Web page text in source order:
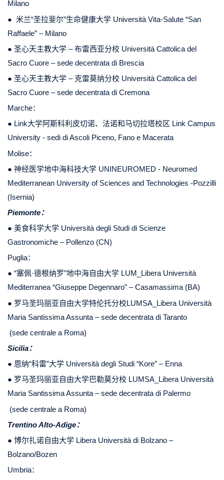
Milano
● 米兰“圣拉斐尔”生命健康大学 Università Vita-Salute “San
Raffaele” – Milano
● 圣心天主教大学 – 布雷西亚分校 Università Cattolica del
Sacro Cuore – sede decentrata di Brescia
● 圣心天主教大学 – 克雷莫纳分校 Università Cattolica del
Sacro Cuore – sede decentrata di Cremona
Marche：
● Link大学阿斯科利皮切诺、法诺和马切拉塔校区 Link Campus
University - sedi di Ascoli Piceno, Fano e Macerata
Molise：
● 神经医学地中海科技大学 UNINEUROMED - Neuromed
Mediterranean University of Sciences and Technologies -Pozzilli
(Isernia)
Piemonte：
● 美食科学大学 Università degli Studi di Scienze
Gastronomiche – Pollenzo (CN)
Puglia：
● “塞佩·德根纳罗”地中海自由大学 LUM_Libera Università
Mediterranea “Giuseppe Degennaro” – Casamassima (BA)
● 罗马圣玛丽亚自由大学特伦托分校LUMSA_Libera Università
Maria Santissima Assunta – sede decentrata di Taranto
(sede centrale a Roma)
Sicilia：
● 恩纳“科雷”大学 Università degli Studi “Kore” – Enna
● 罗马圣玛丽亚自由大学巴勒莫分校 LUMSA_Libera Università
Maria Santissima Assunta – sede decentrata di Palermo
(sede centrale a Roma)
Trentino Alto-Adige：
● 博尔扎诺自由大学 Libera Università di Bolzano –
Bolzano/Bozen
Umbria：